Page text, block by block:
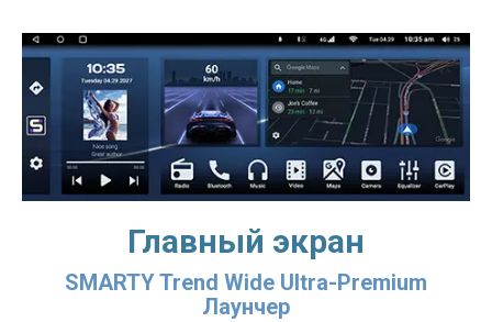
Главный экран
SMARTY Trend Wide Ultra-Premium
Лаунчер